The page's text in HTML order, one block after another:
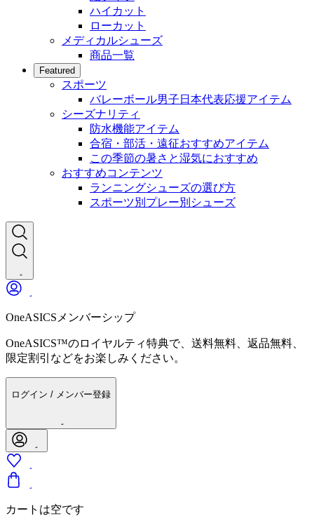
ハイカット
ローカット
メディカルシューズ
商品一覧
Featured
スポーツ
バレーボール男子日本代表応援アイテム
シーズナリティ
防水機能アイテム
合宿・部活・遠征おすすめアイテム
この季節の暑さと湿気におすすめ
おすすめコンテンツ
ランニングシューズの選び方
スポーツ別プレー別シューズ
OneASICSメンバーシップ
OneASICS™のロイヤルティ特典で、送料無料、返品無料、
限定割引などをお楽しみください。
ログイン / メンバー登録
カートは空です